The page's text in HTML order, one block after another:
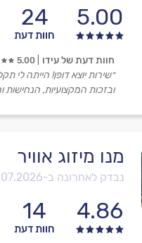
5.00
24
חוות דעת
חוות דעת של עידו 5.00
״שירות יוצא דופן! הייתה לי
ובזכות המקצועיות, הנחישות
מנו מיזוג אוויר
נבדק לאחרונה ב-
4.86
14
חוות דעת